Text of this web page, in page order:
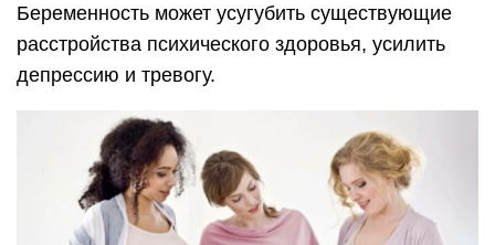
Беременность может усугубить существующие
расстройства психического здоровья, усилить
депрессию и тревогу.